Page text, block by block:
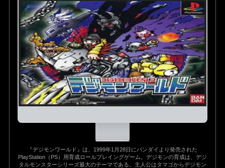
『デジモンワールド』は、1999年1月28日にバンダイより発売された
PlayStation（PS）用育成ロールプレイングゲーム。デジモンの育成は、デジ
タルモンスターシリーズ最大のテーマである。主人公はタマゴからデジモン